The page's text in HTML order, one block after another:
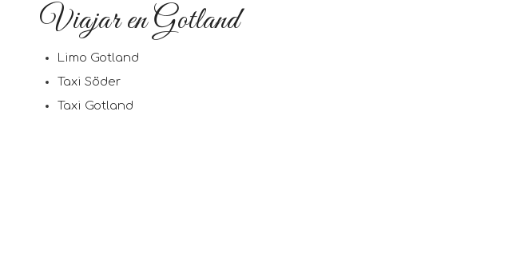
Viajar en Gotland
Limo Gotland
Taxi Söder
Taxi Gotland